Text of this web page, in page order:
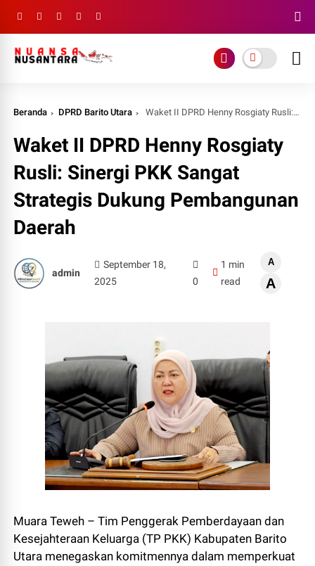
Beranda DPRD Barito Utara Waket II DPRD Henny Rosgiaty Rusli: Sinergi PKK Sangat Strategis Dukung Pembangunan Daerah
Waket II DPRD Henny Rosgiaty
Rusli: Sinergi PKK Sangat
Strategis Dukung Pembangunan
Daerah
admin
September 18,
2025
0
1 min
read
A
A
Muara Teweh – Tim Penggerak Pemberdayaan dan
Kesejahteraan Keluarga (TP PKK) Kabupaten Barito
Utara menegaskan komitmennya dalam memperkuat